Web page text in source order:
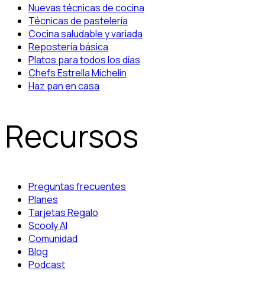
Nuevas técnicas de cocina
Técnicas de pastelería
Cocina saludable y variada
Repostería básica
Platos para todos los días
Chefs Estrella Michelin
Haz pan en casa
Recursos
Preguntas frecuentes
Planes
Tarjetas Regalo
Scooly AI
Comunidad
Blog
Podcast